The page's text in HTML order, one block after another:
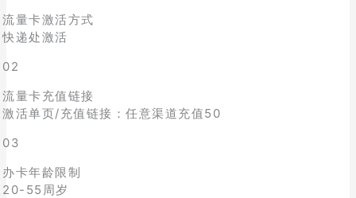
流量卡激活方式
快递处激活
02
流量卡充值链接
激活单页/充值链接：任意渠道充值50
03
办卡年龄限制
20-55周岁